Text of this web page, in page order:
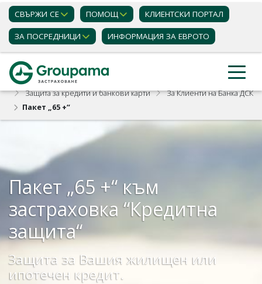
СВЪРЖИ СЕ ПОМОЩ КЛИЕНТСКИ ПОРТАЛ
ЗА ПОСРЕДНИЦИ ИНФОРМАЦИЯ ЗА ЕВРОТО
Застраховки
Индивидуални клиенти
Защита за кредити и банкови карти
За Клиенти на Банка ДСК
Пакет „65 +“
Пакет „65 +“ към
застраховка “Кредитна
защита“
Защита за Вашия жилищен или
ипотечен кредит.